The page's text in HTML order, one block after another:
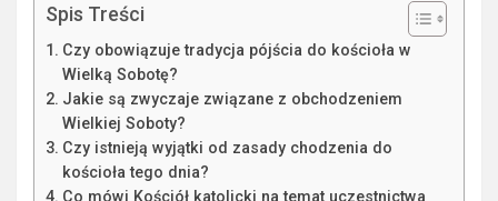
Spis Treści
Czy obowiązuje tradycja pójścia do kościoła w
Wielką Sobotę?
Jakie są zwyczaje związane z obchodzeniem
Wielkiej Soboty?
Czy istnieją wyjątki od zasady chodzenia do
kościoła tego dnia?
Co mówi Kościół katolicki na temat uczestnictwa